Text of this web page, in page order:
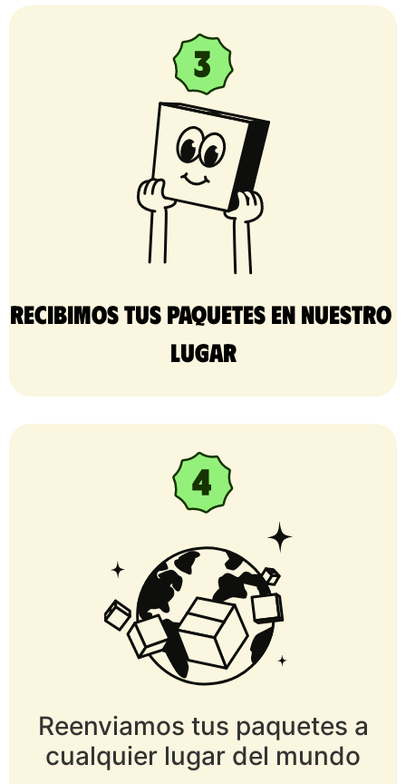
Recibimos tus paquetes en nuestro
lugar
Reenviamos tus paquetes a
cualquier lugar del mundo